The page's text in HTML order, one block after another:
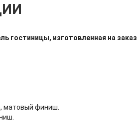
гостиницы, изготовленная на заказ
матовый финиш.